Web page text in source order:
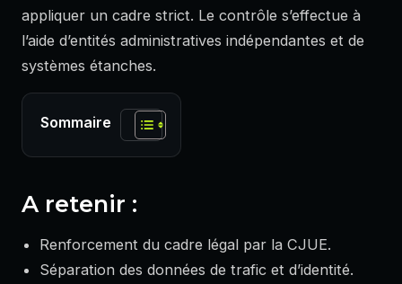
appliquer un cadre strict. Le contrôle s’effectue à
l’aide d’entités administratives indépendantes et de
systèmes étanches.
Sommaire
A retenir :
Renforcement du cadre légal par la CJUE.
Séparation des données de trafic et d’identité.